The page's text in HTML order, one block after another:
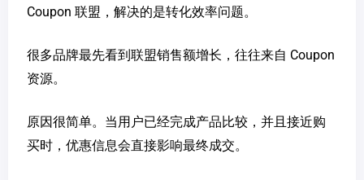
Coupon 联盟，解决的是转化效率问题。
很多品牌最先看到联盟销售额增长，往往来自 Coupon
资源。
原因很简单。当用户已经完成产品比较，并且接近购
买时，优惠信息会直接影响最终成交。